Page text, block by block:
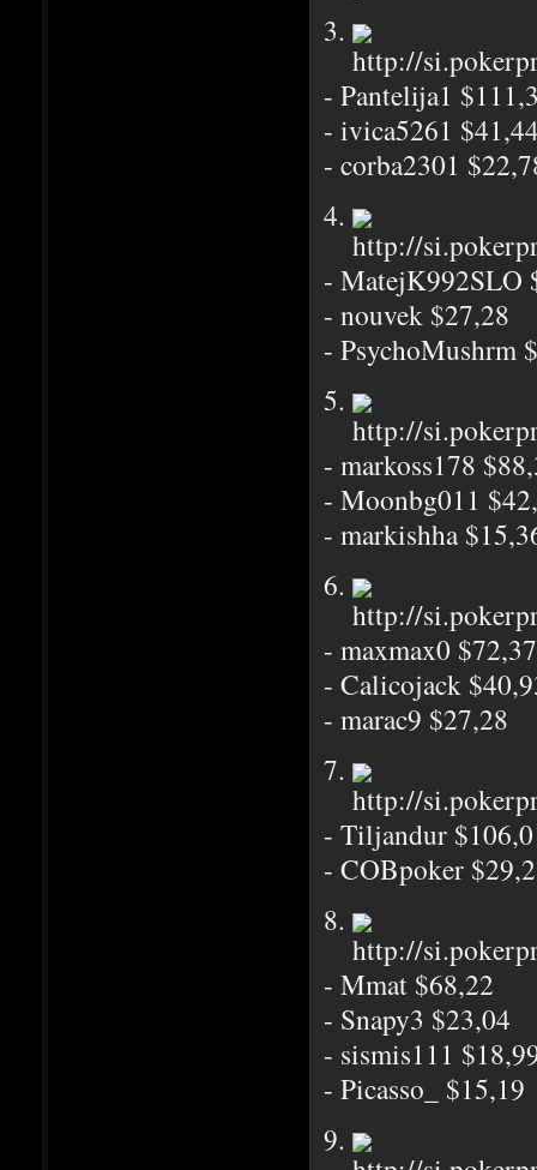
3.
- Pantelija1
- ivica5261
- corba2301
4.
- MatejK992SLO
- nouvek $27,28
- PsychoMushrm
5.
- markoss178
- Moonbg011
- markishha
6.
- maxmax0 $72,37
- Calicojack
- marac9 $27,28
7.
- Tiljandur
- COBpoker
8.
- Mmat $68,22
- Snapy3 $23,04
- sismis111
- Picasso_ $15,19
9.